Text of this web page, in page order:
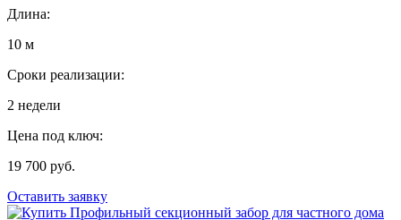
Длина:
10 м
Сроки реализации:
2 недели
Цена под ключ:
19 700 руб.
Оставить заявку